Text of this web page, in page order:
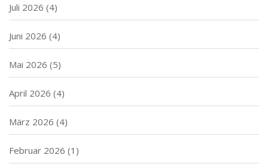
Juli 2026 (4)
Juni 2026 (4)
Mai 2026 (5)
April 2026 (4)
März 2026 (4)
Februar 2026 (1)